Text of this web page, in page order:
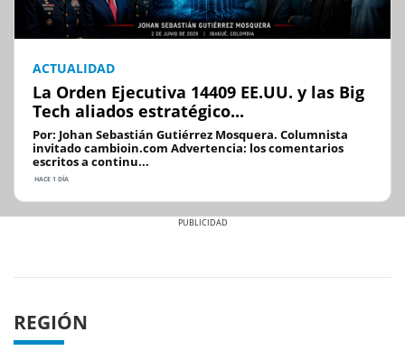
ACTUALIDAD
La Orden Ejecutiva 14409 EE.UU. y las Big
Tech aliados estratégico...
Por: Johan Sebastián Gutiérrez Mosquera. Columnista
invitado cambioin.com Advertencia: los comentarios
escritos a continu...
HACE 1 DÍA
REGIÓN